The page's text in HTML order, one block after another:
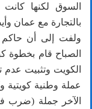
السوق لكنها
بالتجارة مع عمان
ولفت إلى أن حاكم
الصباح قام بخطوة
الكويت وتثبيت عدم
عملة وطنية كويتية